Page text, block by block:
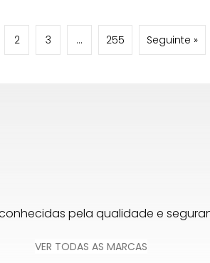
2 3 … 255 Seguinte »
pela qualidade e
VER TODAS AS MARCAS